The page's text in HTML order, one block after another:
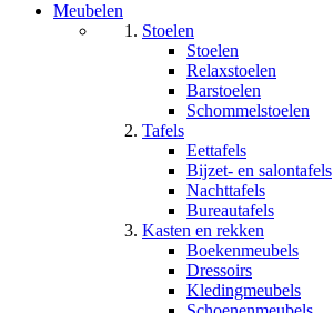
Meubelen
Stoelen
Stoelen
Relaxstoelen
Barstoelen
Schommelstoelen
Tafels
Eettafels
Bijzet- en salontafels
Nachttafels
Bureautafels
Kasten en rekken
Boekenmeubels
Dressoirs
Kledingmeubels